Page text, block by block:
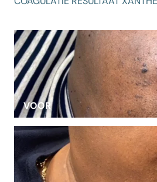
VOOR